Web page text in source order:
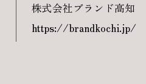
株式会社ブランド高知
https://brandkochi.jp/